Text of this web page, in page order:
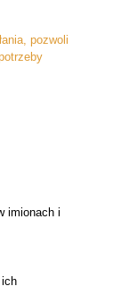
pozwoli
imionach i
ich